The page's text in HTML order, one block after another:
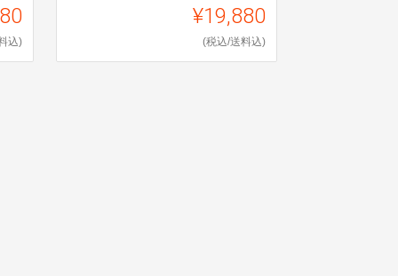
込)
¥19,880
(税込/送料込)